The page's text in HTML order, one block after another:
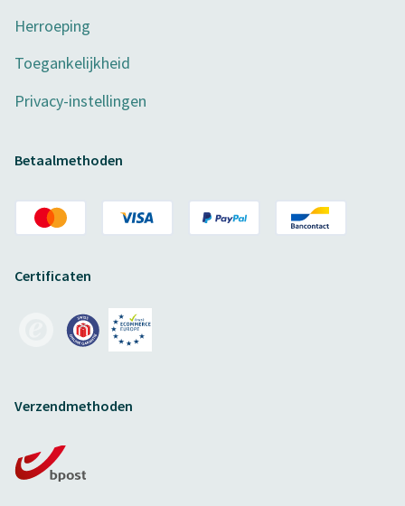
Herroeping
Toegankelijkheid
Privacy-instellingen
Betaalmethoden
Certificaten
Verzendmethoden